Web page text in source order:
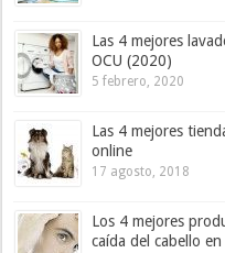
Las 4 mejores
OCU (2020)
5 febrero, 2020
Las 4 mejores
online
17 agosto, 2018
Los 4 mejores
caída del cabello